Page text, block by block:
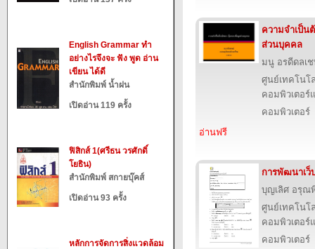
English Grammar ทำ
อย่างไรจึงจะ ฟัง พูด อ่าน
เขียน ได้ดี
สำนักพิมพ์ น้ำฝน
เปิดอ่าน 119 ครั้ง
ฟิสิกส์ 1(ศรีธน วรศักดิ์
โยธิน)
สำนักพิมพ์ สกายบุ๊คส์
เปิดอ่าน 93 ครั้ง
หลักการจัดการสิ่งแวดล้อม
ความจำเป็น
ส่วนบุคคล
มนู อรดีดลเ
ศูนย์เทคโนโ
คอมพิวเตอร์
คอมพิวเตอร์
อ่านฟรี
การพัฒนาเว็
บุญเลิศ อรุณ
ศูนย์เทคโนโ
คอมพิวเตอร์
คอมพิวเตอร์